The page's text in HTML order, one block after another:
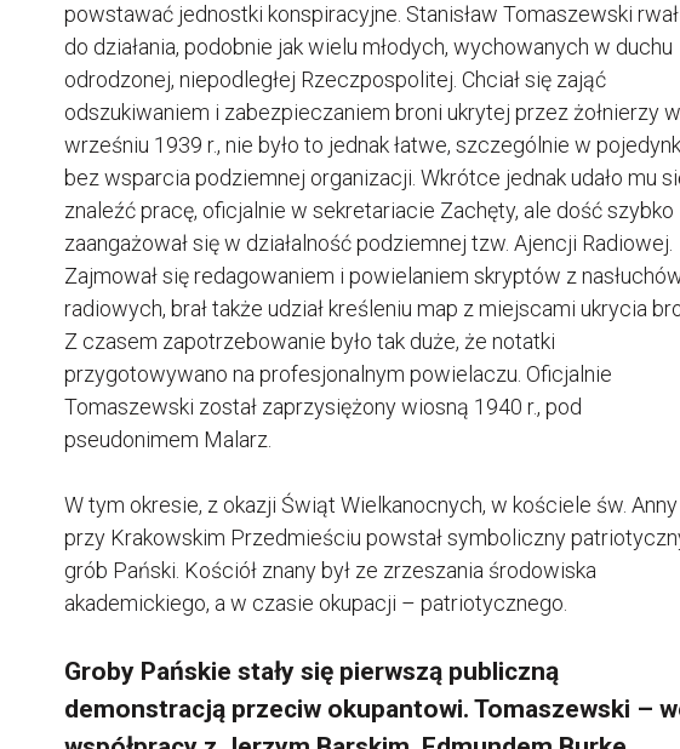
powstawać jednostki konspiracyjne. Stanisław Tomaszewski
do działania, podobnie jak wielu młodych, wychowanych w duchu
odrodzonej, niepodległej Rzeczpospolitej. Chciał się zająć
odszukiwaniem i zabezpieczaniem broni ukrytej przez żołnierzy
wrześniu 1939 r., nie było to jednak łatwe, szczególnie w
bez wsparcia podziemnej organizacji. Wkrótce jednak udało mu
znaleźć pracę, oficjalnie w sekretariacie Zachęty, ale dość szybko
zaangażował się w działalność podziemnej tzw. Ajencji Radiowej.
Zajmował się redagowaniem i powielaniem skryptów z
radiowych, brał także udział kreśleniu map z miejscami ukrycia
Z czasem zapotrzebowanie było tak duże, że notatki
przygotowywano na profesjonalnym powielaczu. Oficjalnie
Tomaszewski został zaprzysiężony wiosną 1940 r., pod
pseudonimem Malarz.
W tym okresie, z okazji Świąt Wielkanocnych, w kościele św. Anny
przy Krakowskim Przedmieściu powstał symboliczny
grób Pański. Kościół znany był ze zrzeszania środowiska
akademickiego, a w czasie okupacji – patriotycznego.
Groby Pańskie stały się pierwszą publiczną
demonstracją przeciw okupantowi. Tomaszewski –